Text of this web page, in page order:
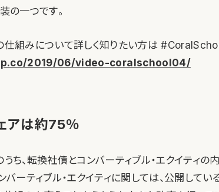
の一つです。
仕組みについて詳しく知りたい方は
2019/06/video-coralschool04/
アは約75％
うち、転換社債とコンバーティブル・エクイティ
バーティブル・エクイティに関しては、公開して